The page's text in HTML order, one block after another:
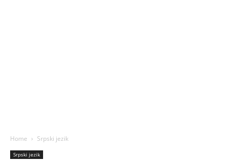
Home Srpski jezik
Srpski jezik